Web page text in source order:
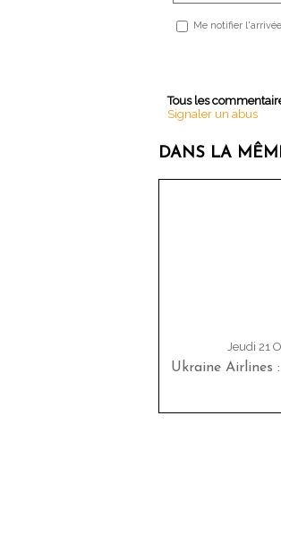
Me notifier
Tous les
Signaler un abus
DANS LA
Jeudi 21
Ukraine Airlines